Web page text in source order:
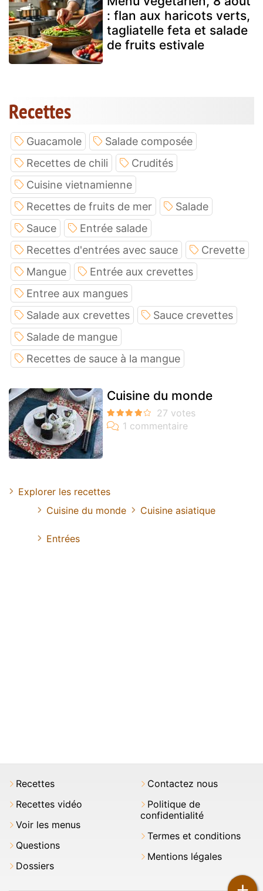
: flan aux haricots verts,
tagliatelle feta et salade
de fruits estivale
Recettes
Guacamole
Salade composée
Recettes de chili
Crudités
Cuisine vietnamienne
Recettes de fruits de mer
Salade
Sauce
Entrée salade
Recettes d'entrées avec sauce
Crevette
Mangue
Entrée aux crevettes
Entree aux mangues
Salade aux crevettes
Sauce crevettes
Salade de mangue
Recettes de sauce à la mangue
Cuisine du monde
Explorer les recettes
Cuisine du monde
Cuisine asiatique
Entrées
Recettes
Recettes vidéo
Voir les menus
Questions
Dossiers
Contactez nous
Politique de
confidentialité
Termes et conditions
Mentions légales